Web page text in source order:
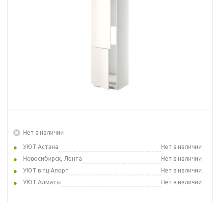
Нет в наличии
УЮТ Астана
Нет в наличии
Новосибирск, Лента
Нет в наличии
УЮТ в тц Апорт
Нет в наличии
УЮТ Алматы
Нет в наличии